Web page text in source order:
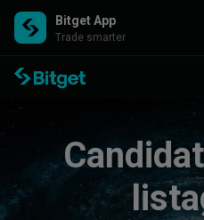
Bitget App
Trade smarter